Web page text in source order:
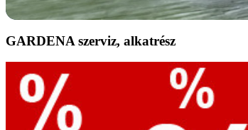
GARDENA szerviz, alkatrész